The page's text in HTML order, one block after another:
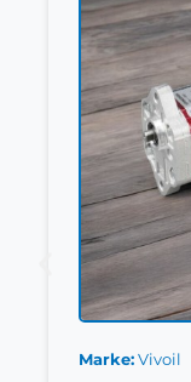
Marke Vivoil